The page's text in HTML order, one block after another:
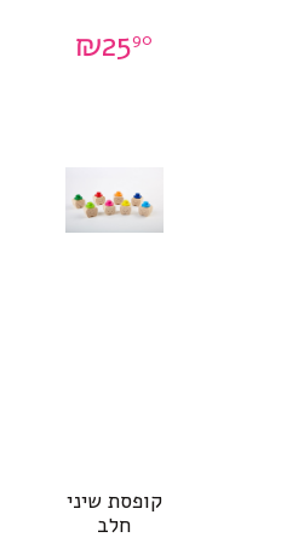
₪2590
קופסת שיני
חלב